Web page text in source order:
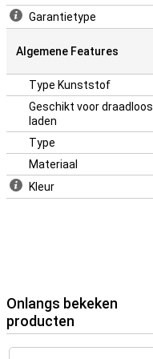
Garantietype
Algemene Features
Type Kunststof
Geschikt voor draadloos
laden
Type
Materiaal
Kleur
Onlangs bekeken
producten